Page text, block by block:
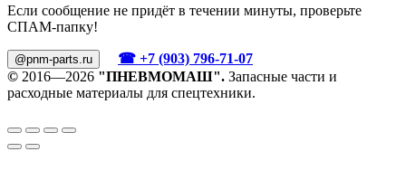
Если сообщение не придёт в течении минуты, проверьте
СПАМ-папку!
@pnm-parts.ru
☎ +7 (903) 796-71-07
© 2016—2026 "ПНЕВМОМАШ". Запасные части и
расходные материалы для спецтехники.